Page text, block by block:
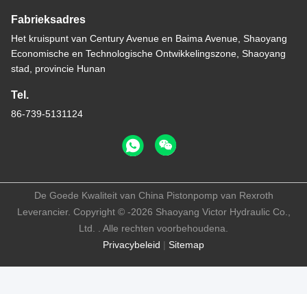
Fabrieksadres
Het kruispunt van Century Avenue en Baima Avenue, Shaoyang
Economische en Technologische Ontwikkelingszone, Shaoyang
stad, provincie Hunan
Tel.
86-739-5131124
Privacybeleid | Sitemap
De Goede Kwaliteit van China Pistonpomp van Rexroth
Leverancier. Copyright © -2026 Shaoyang Victor Hydraulic Co.,
Ltd. . Alle rechten voorbehoudena.